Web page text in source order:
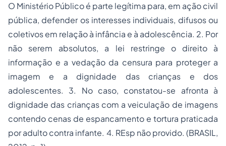
O Ministério Público é parte legítima para, em ação civil
pública, defender os interesses individuais, difusos ou
coletivos em relação à infância e à adolescência. 2. Por
não serem absolutos, a lei restringe o direito à
informação e a vedação da censura para proteger a
imagem e a dignidade das crianças e dos
adolescentes. 3. No caso, constatou-se afronta à
dignidade das crianças com a veiculação de imagens
contendo cenas de espancamento e tortura praticada
por adulto contra infante. 4. REsp não provido. (BRASIL,